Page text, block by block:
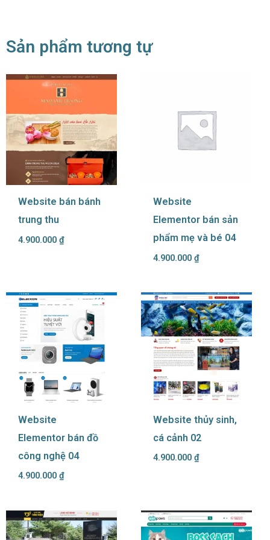
Sản phẩm tương tự
Website bán bánh
trung thu
4.900.000 ₫
Website
Elementor bán sản
phẩm mẹ và bé 04
4.900.000 ₫
Website
Elementor bán đồ
công nghệ 04
4.900.000 ₫
Website thủy sinh,
cá cảnh 02
4.900.000 ₫